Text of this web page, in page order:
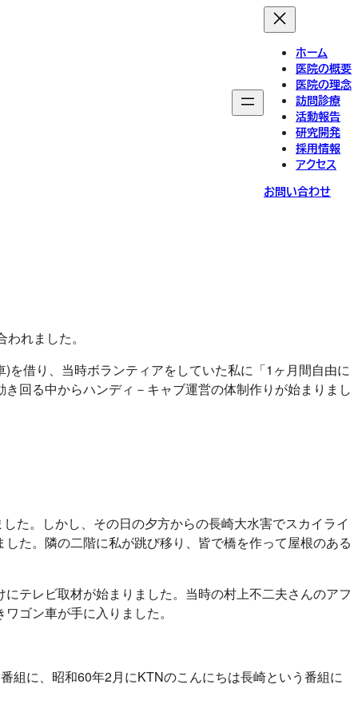
ホーム
医院の概要
医院の理念
訪問診療
活動報告
研究開発
採用情報
アクセス
お問い合わせ
れました。
借り、当時ボランティアをしていた私に「1ヶ月間自由に
回る中からハンディ－キャブ運営の体制作りが始まりまし
た。しかし、その日の夕方からの長崎大水害でスカイライ
た。隣の二階に私が跳び移り、皆で橋を作って屋根のある
テレビ取材が始まりました。当時の村上不二夫さんのアフ
ゴン車が手に入りました。
組に、昭和60年2月にKTNのこんにちは長崎という番組に